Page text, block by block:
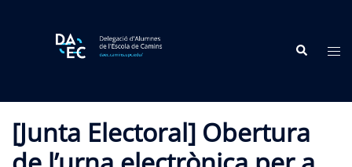
Search
[Junta Electoral] Obertura